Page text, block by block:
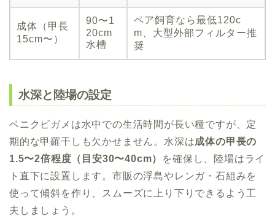
成体（甲長
15cm〜）
90〜1
20cm
水槽
ペア飼育なら最低120c
m、大型外部フィルター推
奨
水深と陸場の設定
ベニクビガメは水中での生活時間が長い種ですが、定
期的な甲羅干しも欠かせません。水深は成体の甲長の
1.5〜2倍程度（目安30〜40cm）
を確保し、陸場はライ
ト直下に設置します。市販の浮島やレンガ・石組みを
使って傾斜を作り、スムーズに上り下りできるよう工
夫しましょう。